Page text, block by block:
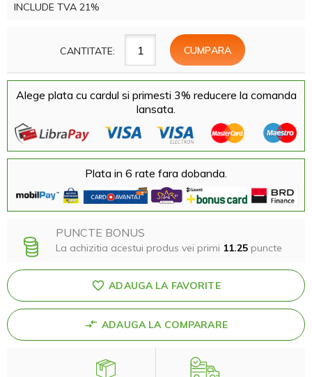
INCLUDE TVA 21%
CANTITATE:
Alege plata cu cardul si primesti 3% reducere la comanda
lansata.
Plata in 6 rate fara dobanda.
PUNCTE BONUS
La achizitia acestui produs vei primi 11.25 puncte
ADAUGA LA FAVORITE
ADAUGA LA COMPARARE